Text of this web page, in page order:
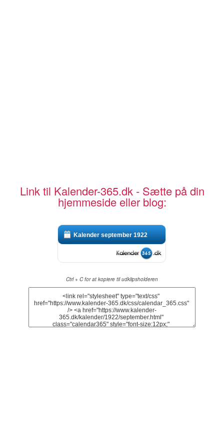
Link til Kalender-365.dk - Sætte på din
hjemmeside eller blog:
Kalender september 1922
Ctrl + C for at kopiere til udklipsholderen